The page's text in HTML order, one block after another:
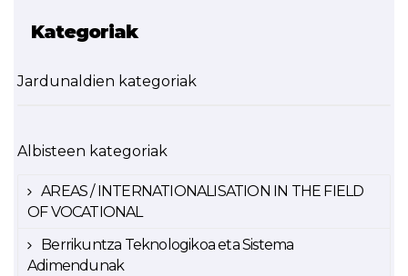
Kategoriak
Jardunaldien kategoriak
Albisteen kategoriak
AREAS / INTERNATIONALISATION IN THE FIELD
OF VOCATIONAL
Berrikuntza Teknologikoa eta Sistema
Adimendunak